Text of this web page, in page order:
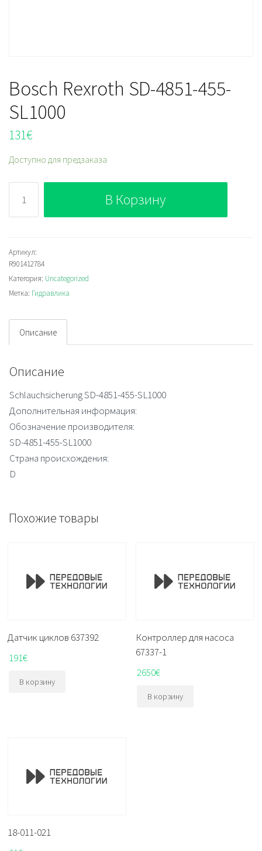
Bosch Rexroth SD-4851-455-
SL1000
131€
Доступно для предзаказа
Bosch
Rexroth
SD-
4851-
455-
SL1000
В Корзину
Артикул:
R901412784
Категория: Uncategorized
Метка: Гидравлика
Описание
Описание
Schlauchsicherung SD-4851-455-SL1000
Дополнительная информация:
Обозначение производителя:
SD-4851-455-SL1000
Страна происхождения:
D
Похожие товары
Датчик циклов 637392
191€
В корзину
Контроллер для насоса
67337-1
2650€
В корзину
18-011-021